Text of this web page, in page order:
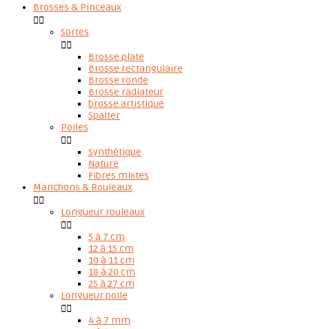
Brosses & Pinceaux

Sortes

Brosse plate
Brosse rectangulaire
Brosse ronde
Brosse radiateur
brosse artistique
Spalter
Poiles

Synthétique
Nature
Fibres mixtes
Manchons & Rouleaux

Longueur rouleaux

5 à 7 cm
12 à 15 cm
10 à 11 cm
18 à 20 cm
25 à 27 cm
Longueur poile

4 à 7 mm